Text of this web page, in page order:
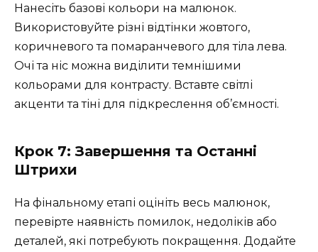
Нанесіть базові кольори на малюнок.
Використовуйте різні відтінки жовтого,
коричневого та помаранчевого для тіла лева.
Очі та ніс можна виділити темнішими
кольорами для контрасту. Вставте світлі
акценти та тіні для підкреслення об’ємності.
Крок 7: Завершення та Останні
Штрихи
На фінальному етапі оцініть весь малюнок,
перевірте наявність помилок, недоліків або
деталей, які потребують покращення. Додайте